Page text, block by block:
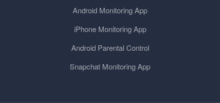
Android Monitoring App
iPhone Monitoring App
Android Parental Control
Snapchat Monitoring App